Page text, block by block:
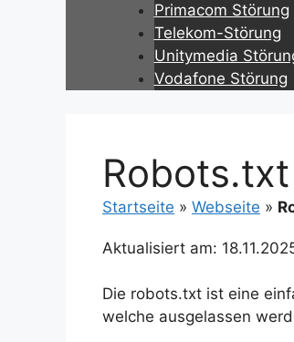
Primacom Störung
Telekom-Störung
Unitymedia
Vodafone Störung
Startseite » Webseite »
Aktualisiert am:
Die robots.txt ist eine
welche ausgelassen